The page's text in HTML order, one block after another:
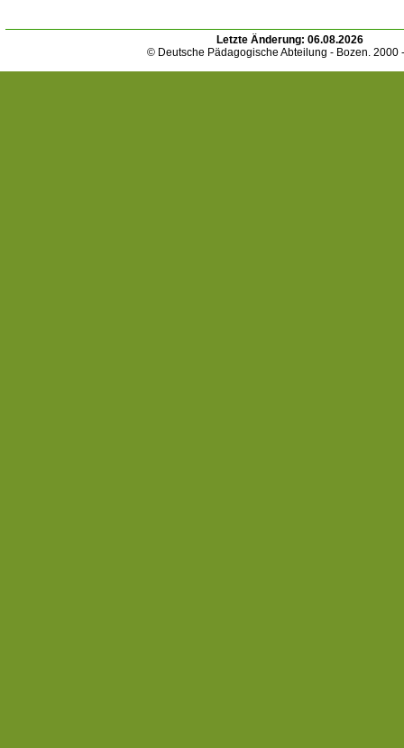
Letzte Änderung: 06.08.2026
© Deutsche Pädagogische Abteilung - Bozen. 2000